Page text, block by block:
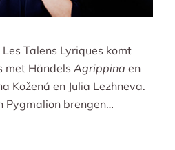
Talens Lyriques komt
met Händels Agrippina en
Kožená en Julia Lezhneva.
Pygmalion brengen
Lucie Horsch spelen